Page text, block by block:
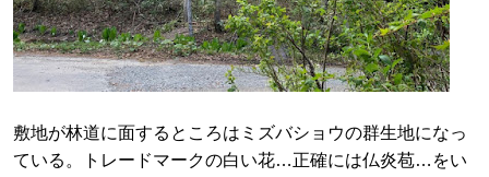
敷地が林道に面するところはミズバショウの群生地になっ
ている。トレードマークの白い花…正確には仏炎苞…をい